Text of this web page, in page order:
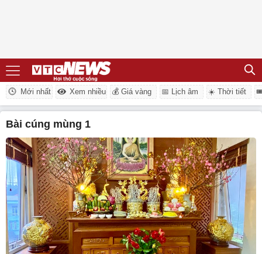
Mới nhất Xem nhiều 💰 Giá vàng 📅 Lịch âm ☀️ Thời tiết
bài cúng mùng 1